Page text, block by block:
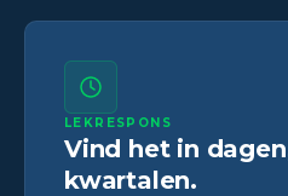
LEKRESPONS
Vind het in
kwartalen.